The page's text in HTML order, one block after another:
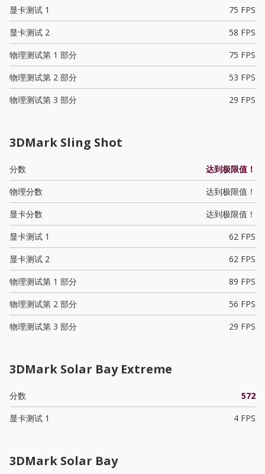
显卡测试 1
75 FPS
显卡测试 2
58 FPS
物理测试第 1 部分
75 FPS
物理测试第 2 部分
53 FPS
物理测试第 3 部分
29 FPS
3DMark Sling Shot
分数
达到极限值！
物理分数
达到极限值！
显卡分数
达到极限值！
显卡测试 1
62 FPS
显卡测试 2
62 FPS
物理测试第 1 部分
89 FPS
物理测试第 2 部分
56 FPS
物理测试第 3 部分
29 FPS
3DMark Solar Bay Extreme
分数
572
显卡测试 1
4 FPS
3DMark Solar Bay